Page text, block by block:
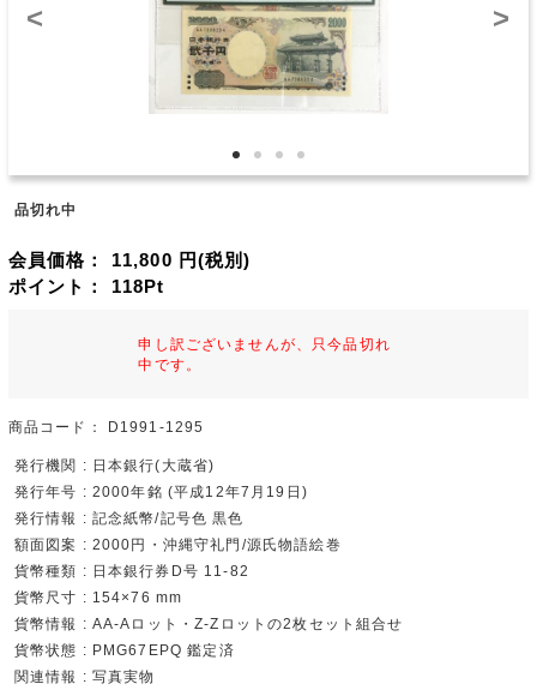
< >
品切れ中
会員価格： 11,800 円(税別)
ポイント： 118Pt
申し訳ございませんが、只今品切れ
中です。
商品コード： D1991-1295
発行機関 : 日本銀行(大蔵省)
発行年号 : 2000年銘 (平成12年7月19日)
発行情報 : 記念紙幣/記号色 黒色
額面図案 : 2000円・沖縄守礼門/源氏物語絵巻
貨幣種類 : 日本銀行券D号 11-82
貨幣尺寸 : 154×76 mm
貨幣情報 : AA-Aロット・Z-Zロットの2枚セット組合せ
貨幣状態 : PMG67EPQ 鑑定済
関連情報 : 写真実物